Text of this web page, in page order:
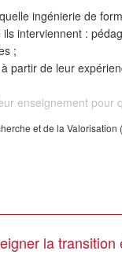
ingénierie de
ils interviennent :
;
à partir de leur
enseignement pour
et de la Valorisation
la